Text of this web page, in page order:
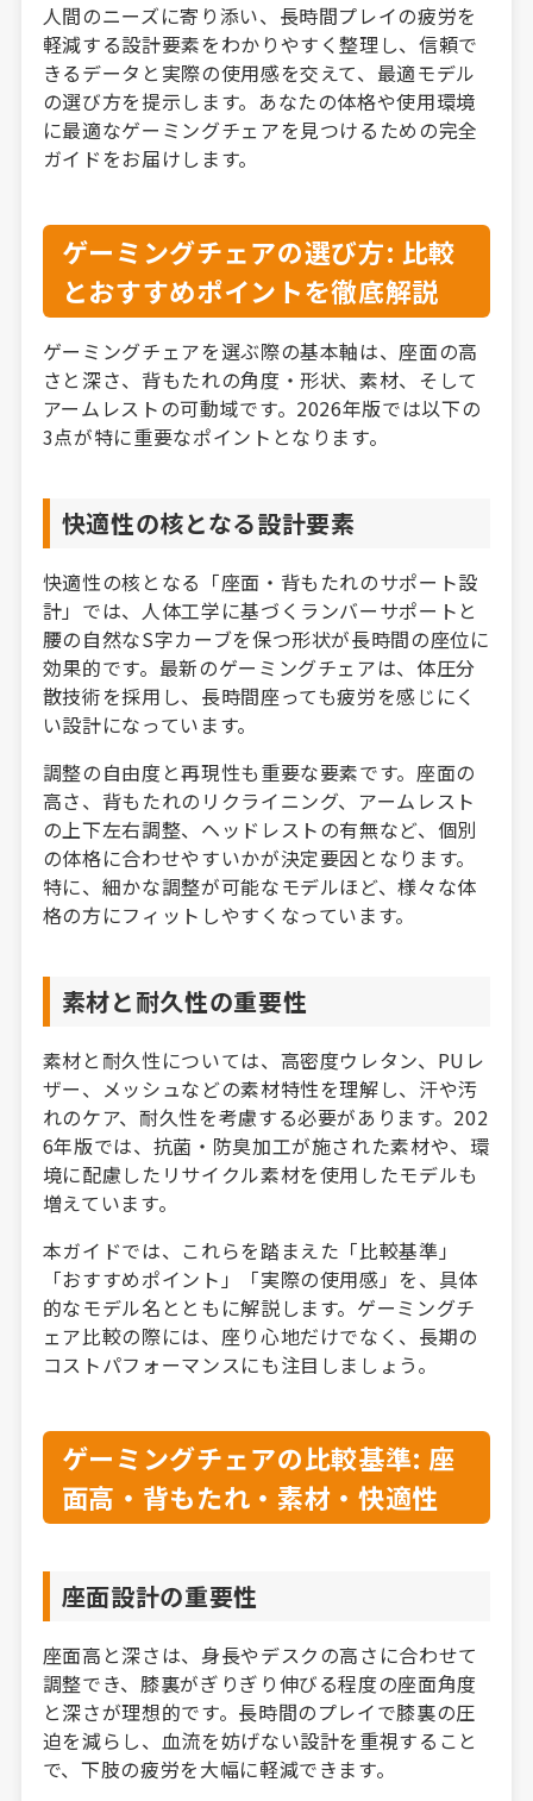
人間のニーズに寄り添い、長時間プレイの疲労を
軽減する設計要素をわかりやすく整理し、信頼で
きるデータと実際の使用感を交えて、最適モデル
の選び方を提示します。あなたの体格や使用環境
に最適なゲーミングチェアを見つけるための完全
ガイドをお届けします。
ゲーミングチェアの選び方: 比較
とおすすめポイントを徹底解説
ゲーミングチェアを選ぶ際の基本軸は、座面の高
さと深さ、背もたれの角度・形状、素材、そして
アームレストの可動域です。2026年版では以下の
3点が特に重要なポイントとなります。
快適性の核となる設計要素
快適性の核となる「座面・背もたれのサポート設
計」では、人体工学に基づくランバーサポートと
腰の自然なS字カーブを保つ形状が長時間の座位に
効果的です。最新のゲーミングチェアは、体圧分
散技術を採用し、長時間座っても疲労を感じにく
い設計になっています。
調整の自由度と再現性も重要な要素です。座面の
高さ、背もたれのリクライニング、アームレスト
の上下左右調整、ヘッドレストの有無など、個別
の体格に合わせやすいかが決定要因となります。
特に、細かな調整が可能なモデルほど、様々な体
格の方にフィットしやすくなっています。
素材と耐久性の重要性
素材と耐久性については、高密度ウレタン、PUレ
ザー、メッシュなどの素材特性を理解し、汗や汚
れのケア、耐久性を考慮する必要があります。202
6年版では、抗菌・防臭加工が施された素材や、環
境に配慮したリサイクル素材を使用したモデルも
増えています。
本ガイドでは、これらを踏まえた「比較基準」
「おすすめポイント」「実際の使用感」を、具体
的なモデル名とともに解説します。ゲーミングチ
ェア比較の際には、座り心地だけでなく、長期の
コストパフォーマンスにも注目しましょう。
ゲーミングチェアの比較基準: 座
面高・背もたれ・素材・快適性
座面設計の重要性
座面高と深さは、身長やデスクの高さに合わせて
調整でき、膝裏がぎりぎり伸びる程度の座面角度
と深さが理想的です。長時間のプレイで膝裏の圧
迫を減らし、血流を妨げない設計を重視すること
で、下肢の疲労を大幅に軽減できます。